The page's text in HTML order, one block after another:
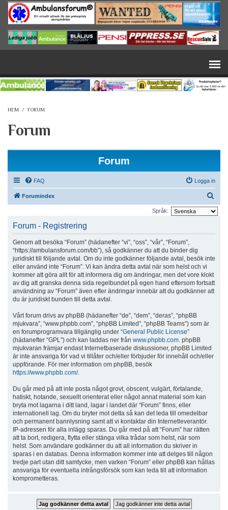
Hoppa till huvudinnehåll
HEM / FORUM
Forum